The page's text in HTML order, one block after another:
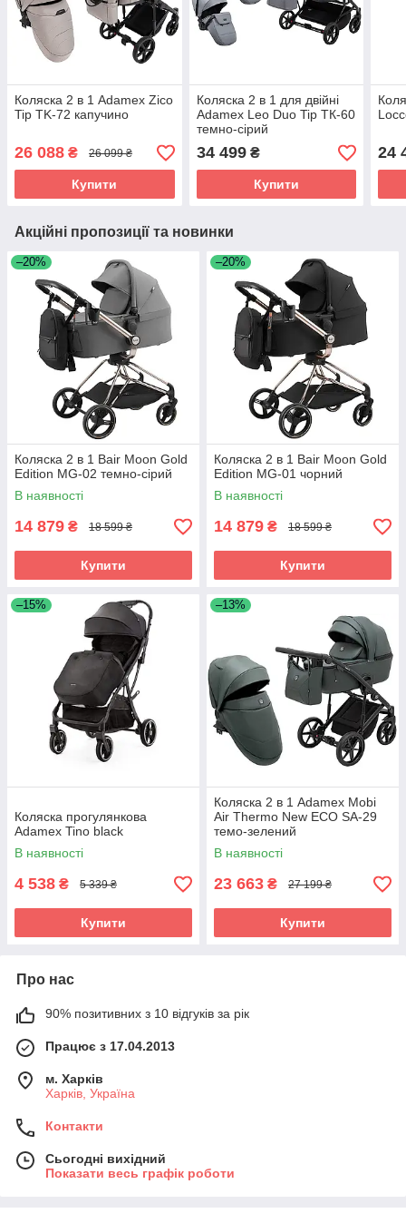
Коляска 2 в 1 Adamex Zico
Tip TK-72 капучино
26 088 ₴ 26 099 ₴
Купити
Коляска 2 в 1 для двійні
Adamex Leo Duo Tip TК-60
темно-сірий
34 499₴
Купити
24
Акційні пропозиції та новинки
–20%
Коляска 2 в 1 Bair Moon Gold
Edition MG-02 темно-сірий
В наявності
14 879 ₴ 18 599 ₴
Купити
–20%
Коляска 2 в 1 Bair Moon Gold
Edition MG-01 чорний
В наявності
14 879 ₴ 18 599 ₴
Купити
–15%
Коляска прогулянкова
Adamex Tino black
В наявності
4 538 ₴ 5 339 ₴
Купити
–13%
Коляска 2 в 1 Adamex Mobi
Air Thermo New ECO SA-29
темо-зелений
В наявності
23 663 ₴ 27 199 ₴
Купити
Про нас
90% позитивних з 10 відгуків за рік
Працює з 17.04.2013
м. Харків
Харків, Україна
Контакти
Сьогодні вихідний
Показати весь графік роботи